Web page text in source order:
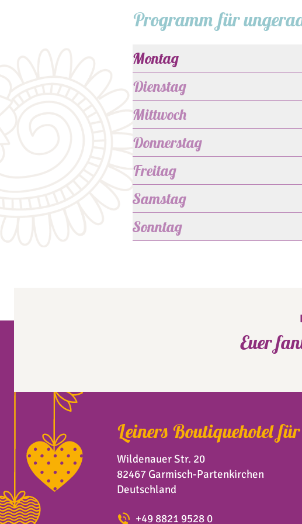
Programm für
Montag
Dienstag
Mittwoch
Donnerstag
Freitag
Samstag
Sonntag
Euer
Leiners Boutiquehotel
Wildenauer Str. 20
82467 Garmisch-Partenkirchen
Deutschland
+49 8821 9528 0